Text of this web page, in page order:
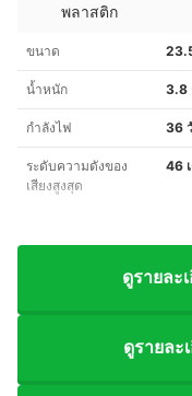
พลาสติก
ขนาด
น้ำหนัก 3.8
กำลังไฟ 36
ระดับความดังของ
เสียงสูงสุด
46
ดูรายละ
ดูรายละ